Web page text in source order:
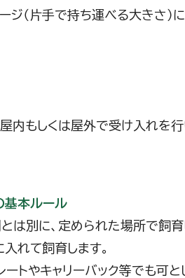
ジ（片手で持ち運べる大きさ）
内もしくは屋外で受け入れを
本ルール
は別に、定められた場所で飼育
入れて飼育します。
トやキャリーバック等でも可と